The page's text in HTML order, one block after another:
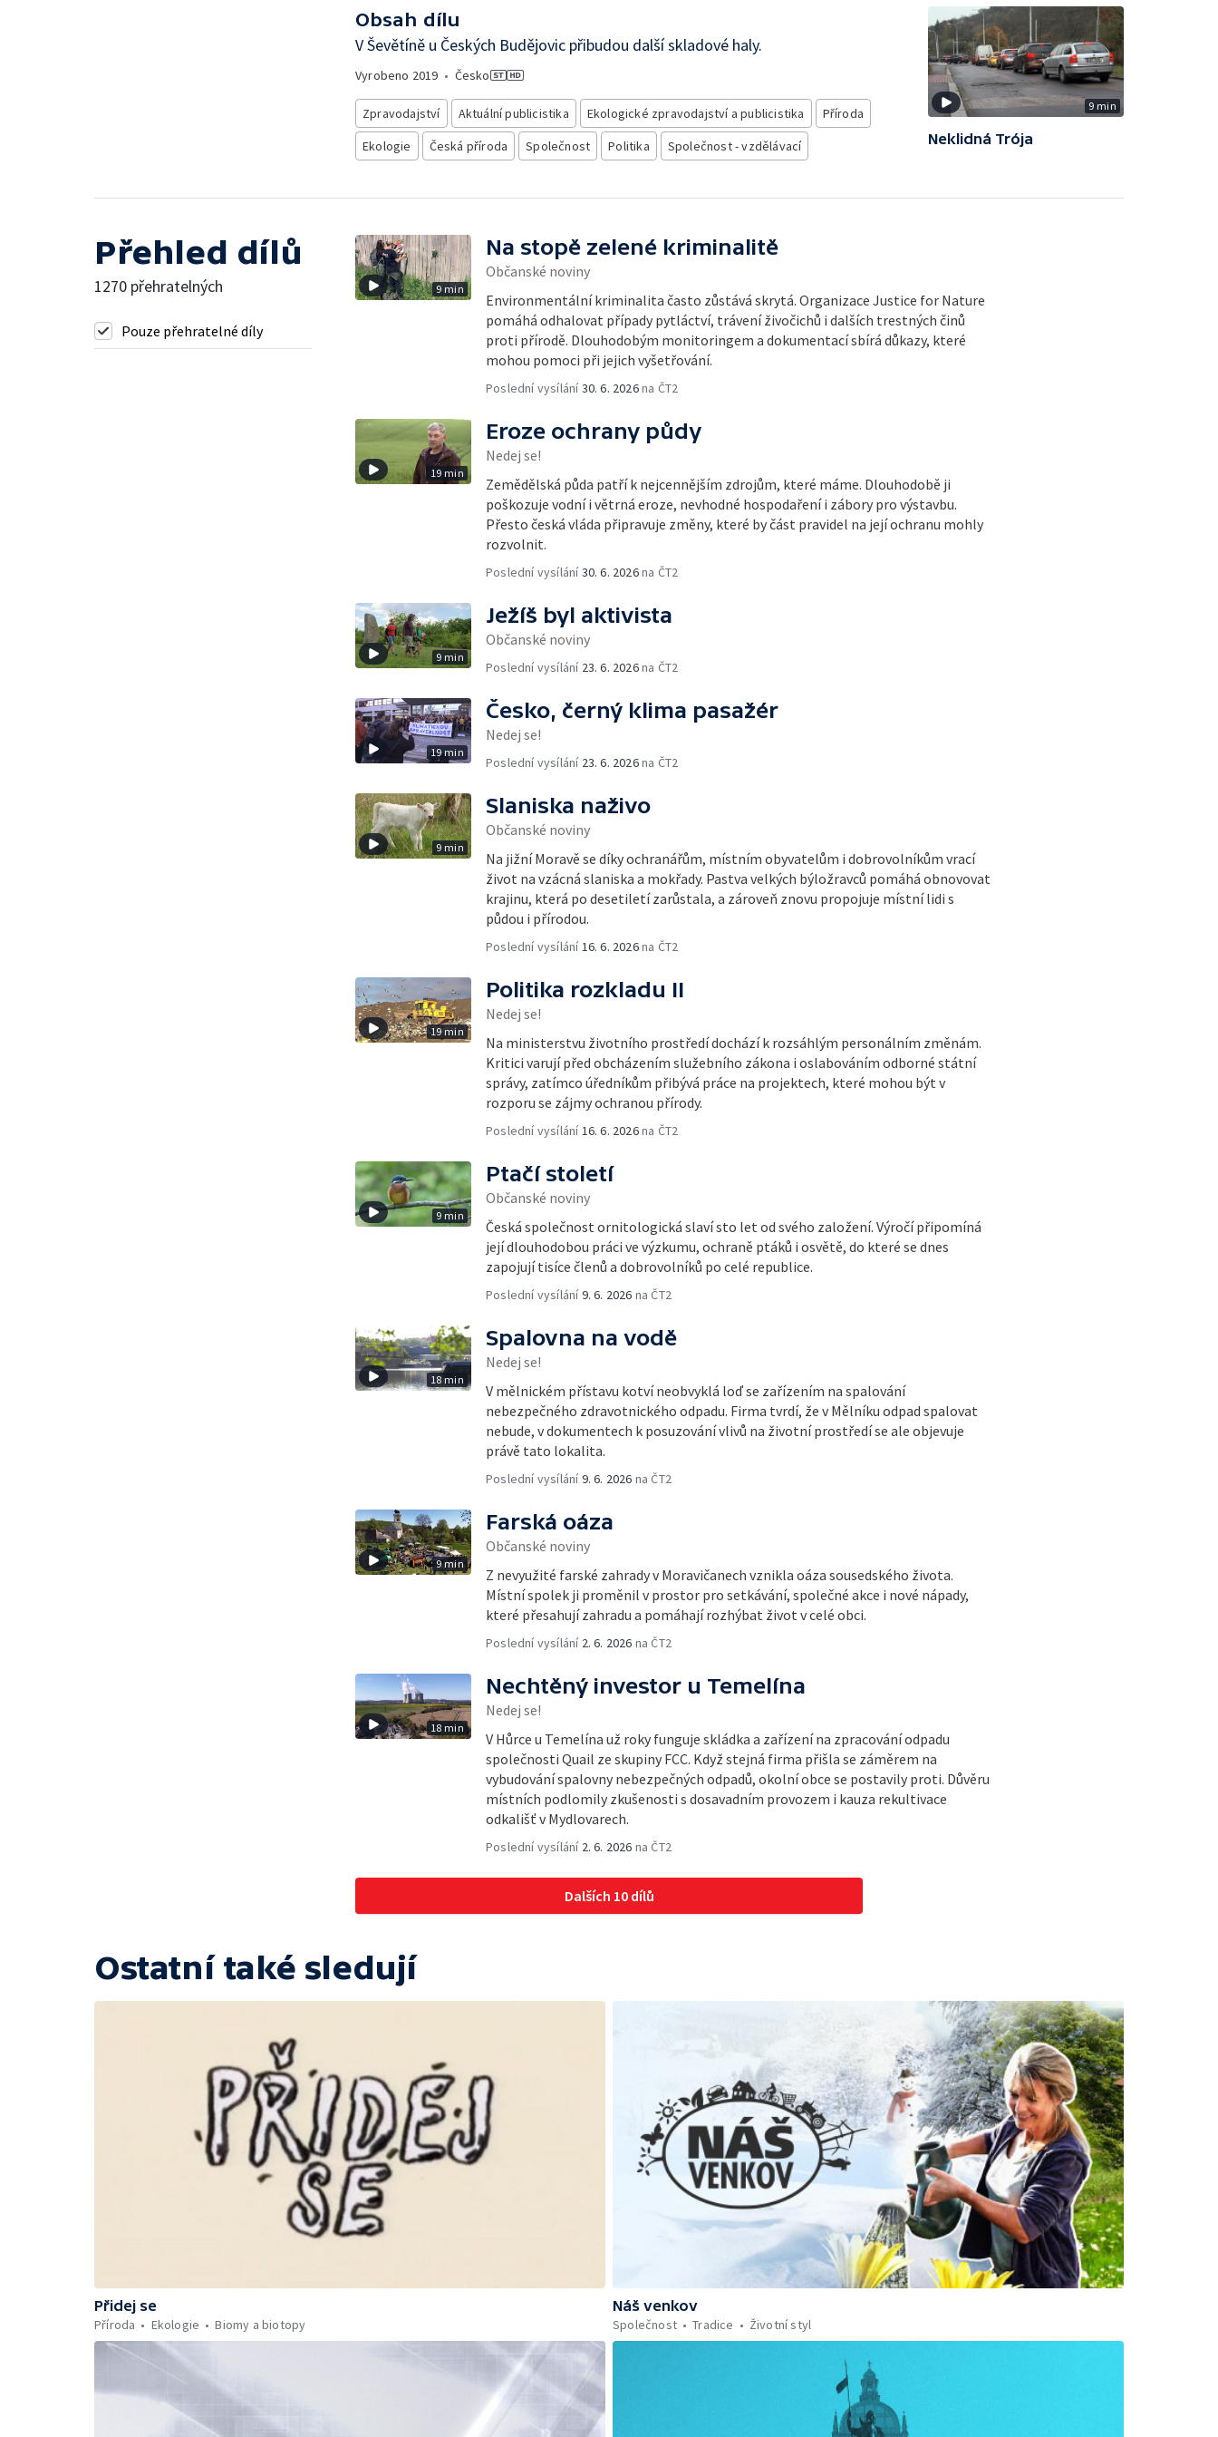
Obsah dílu
V Ševětíně u Českých Budějovic přibudou další skladové haly.
Vyrobeno 2019 • Česko
Zpravodajství Aktuální publicistika Ekologické zpravodajství a publicistika
Příroda
Ekologie
Česká příroda Společnost Politika Společnost - vzdělávací
9 min
Neklidná Trója
Přehled dílů
1270 přehratelných
Pouze přehratelné díly
9 min
Na stopě zelené kriminalitě
Občanské noviny
Environmentální kriminalita často zůstává skrytá. Organizace Justice for Nature
pomáhá odhalovat případy pytláctví, trávení živočichů i dalších trestných činů
proti přírodě. Dlouhodobým monitoringem a dokumentací sbírá důkazy, které
mohou pomoci při jejich vyšetřování.
Poslední vysílání30. 6. 2026na ČT2
19 min
Eroze ochrany půdy
Nedej se!
Zemědělská půda patří k nejcennějším zdrojům, které máme. Dlouhodobě ji
poškozuje vodní i větrná eroze, nevhodné hospodaření i zábory pro výstavbu.
Přesto česká vláda připravuje změny, které by část pravidel na její ochranu mohly
rozvolnit.
Poslední vysílání30. 6. 2026na ČT2
9 min
Ježíš byl aktivista
Občanské noviny
Poslední vysílání 23. 6. 2026na ČT2
19 min
Česko, černý klima pasažér
Nedej se!
Poslední vysílání 23. 6. 2026na ČT2
9 min
Slaniska naživo
Občanské noviny
Na jižní Moravě se díky ochranářům, místním obyvatelům i dobrovolníkům vrací
život na vzácná slaniska a mokřady. Pastva velkých býložravců pomáhá obnovovat
krajinu, která po desetiletí zarůstala, a zároveň znovu propojuje místní lidi s
půdou i přírodou.
Poslední vysílání 16. 6. 2026na ČT2
19 min
Politika rozkladu II
Nedej se!
Na ministerstvu životního prostředí dochází k rozsáhlým personálním změnám.
Kritici varují před obcházením služebního zákona i oslabováním odborné státní
správy, zatímco úředníkům přibývá práce na projektech, které mohou být v
rozporu se zájmy ochranou přírody.
Poslední vysílání 16. 6. 2026na ČT2
9 min
Ptačí století
Občanské noviny
Česká společnost ornitologická slaví sto let od svého založení. Výročí připomíná
její dlouhodobou práci ve výzkumu, ochraně ptáků i osvětě, do které se dnes
zapojují tisíce členů a dobrovolníků po celé republice.
Poslední vysílání9. 6. 2026 na ČT2
18 min
Spalovna na vodě
Nedej se!
V mělnickém přístavu kotví neobvyklá loď se zařízením na spalování
nebezpečného zdravotnického odpadu. Firma tvrdí, že v Mělníku odpad spalovat
nebude, v dokumentech k posuzování vlivů na životní prostředí se ale objevuje
právě tato lokalita.
Poslední vysílání9. 6. 2026 na ČT2
9 min
Farská oáza
Občanské noviny
Z nevyužité farské zahrady v Moravičanech vznikla oáza sousedského života.
Místní spolek ji proměnil v prostor pro setkávání, společné akce i nové nápady,
které přesahují zahradu a pomáhají rozhýbat život v celé obci.
Poslední vysílání 2. 6. 2026 na ČT2
18 min
Nechtěný investor u Temelína
Nedej se!
V Hůrce u Temelína už roky funguje skládka a zařízení na zpracování odpadu
společnosti Quail ze skupiny FCC. Když stejná firma přišla se záměrem na
vybudování spalovny nebezpečných odpadů, okolní obce se postavily proti. Důvěru
místních podlomily zkušenosti s dosavadním provozem i kauza rekultivace
odkališť v Mydlovarech.
Poslední vysílání 2. 6. 2026 na ČT2
Dalších 10 dílů
Ostatní také sledují
Přidej se
Příroda
Ekologie Biomy a biotopy
Náš venkov
Společnost
Tradice Životní styl